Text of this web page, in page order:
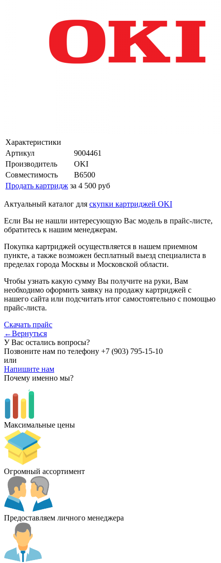
Характеристики
Артикул
9004461
Производитель
OKI
Совместимость
B6500
Продать картридж за 4 500 руб
Актуальный каталог для скупки картриджей OKI
Если Вы не нашли интересующую Вас модель в прайс-листе,
обратитесь к нашим менеджерам.
Покупка картриджей осуществляется в нашем приемном
пункте, а также возможен бесплатный выезд специалиста в
пределах города Москвы и Московской области.
Чтобы узнать какую сумму Вы получите на руки, Вам
необходимо оформить заявку на продажу картриджей с
нашего сайта или подсчитать итог самостоятельно с помощью
прайс-листа.
Скачать прайс
←Вернуться
У Вас остались вопросы?
Позвоните нам по телефону +7 (903) 795-15-10
или
Напишите нам
Почему именно мы?
Максимальные цены
Огромный ассортимент
Предоставляем личного менеджера